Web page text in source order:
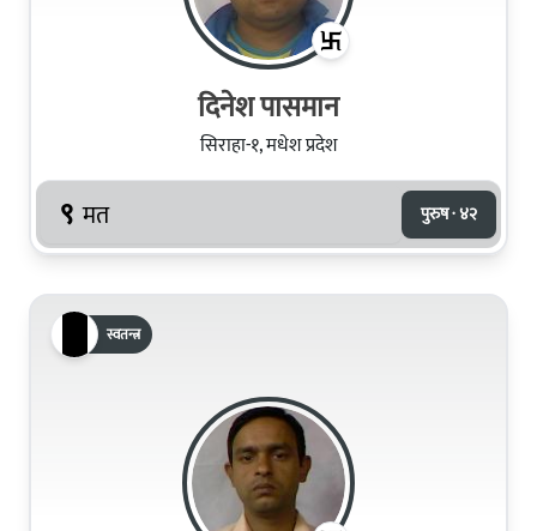
दिनेश पासमान
सिराहा-१, मधेश प्रदेश
९ मत पुरुष · ४२
स्वतन्त्र